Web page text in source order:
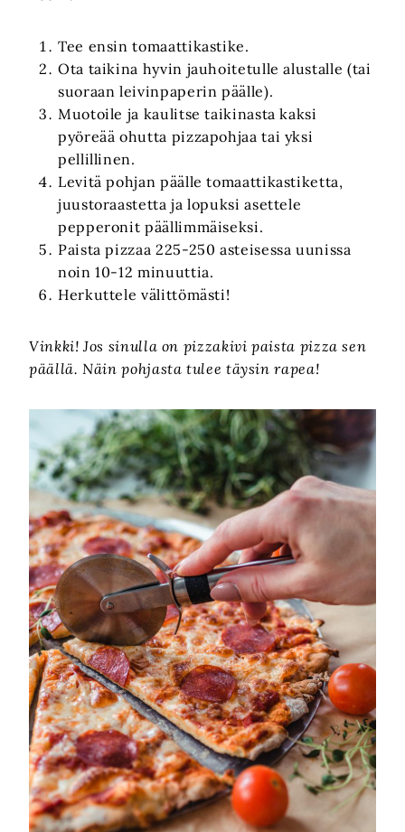
Tee ensin tomaattikastike.
Ota taikina hyvin jauhoitetulle alustalle (tai
suoraan leivinpaperin päälle).
Muotoile ja kaulitse taikinasta kaksi
pyöreää ohutta pizzapohjaa tai yksi
pellillinen.
Levitä pohjan päälle tomaattikastiketta,
juustoraastetta ja lopuksi asettele
pepperonit päällimmäiseksi.
Paista pizzaa 225-250 asteisessa uunissa
noin 10-12 minuuttia.
Herkuttele välittömästi!
Vinkki! Jos sinulla on pizzakivi paista pizza sen
päällä. Näin pohjasta tulee täysin rapea!